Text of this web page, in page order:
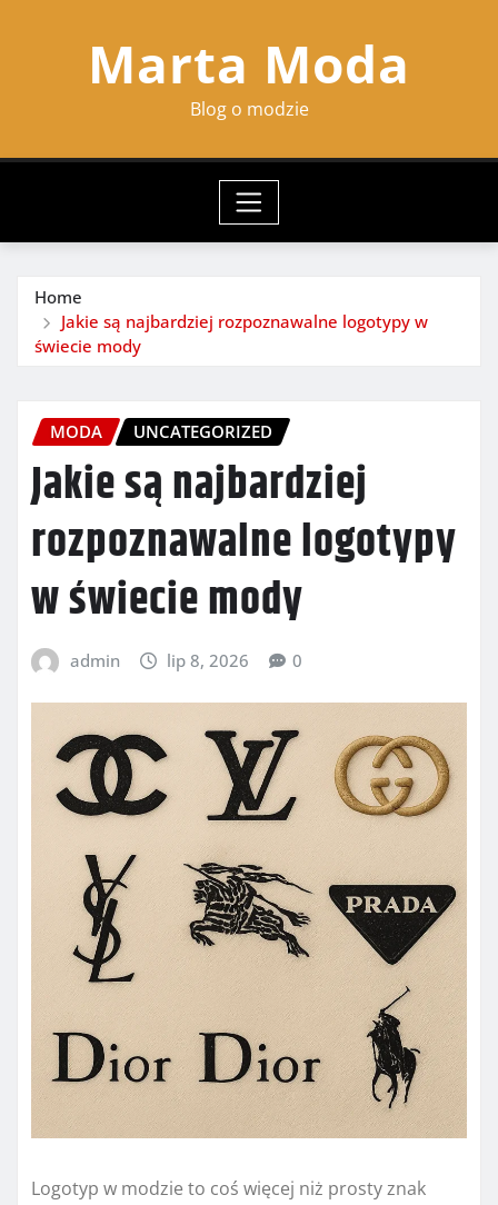
Marta Moda
Blog o modzie
Home
Jakie są najbardziej rozpoznawalne logotypy w
świecie mody
MODA UNCATEGORIZED
Jakie są najbardziej
rozpoznawalne logotypy
w świecie mody
admin lip 8, 2026 0
Logotyp w modzie to coś więcej niż prosty znak